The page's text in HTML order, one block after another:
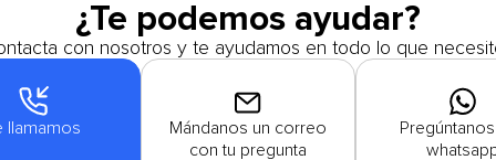
¿Te podemos ayudar?
con nosotros y te ayudamos en todo lo que
llamamos
Mándanos un correo
con tu pregunta